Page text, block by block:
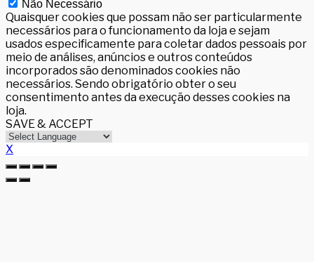
Não Necessário
Quaisquer cookies que possam não ser particularmente
necessários para o funcionamento da loja e sejam
usados especificamente para coletar dados pessoais por
meio de análises, anúncios e outros conteúdos
incorporados são denominados cookies não
necessários. Sendo obrigatório obter o seu
consentimento antes da execução desses cookies na
loja.
SAVE & ACCEPT
X